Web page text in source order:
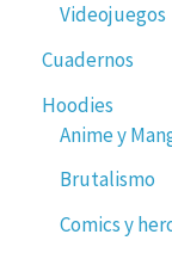
Videojuegos
Cuadernos
Hoodies
Anime y
Brutalismo
Comics y